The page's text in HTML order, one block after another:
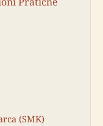
(SMK)